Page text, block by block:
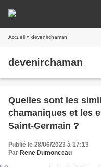
Accueil » devenirchaman
devenirchaman
Quelles sont les
chamaniques et les
Saint-Germain ?
Publié le 28/06/2023 à 17:13
Par Rene Dumonceau